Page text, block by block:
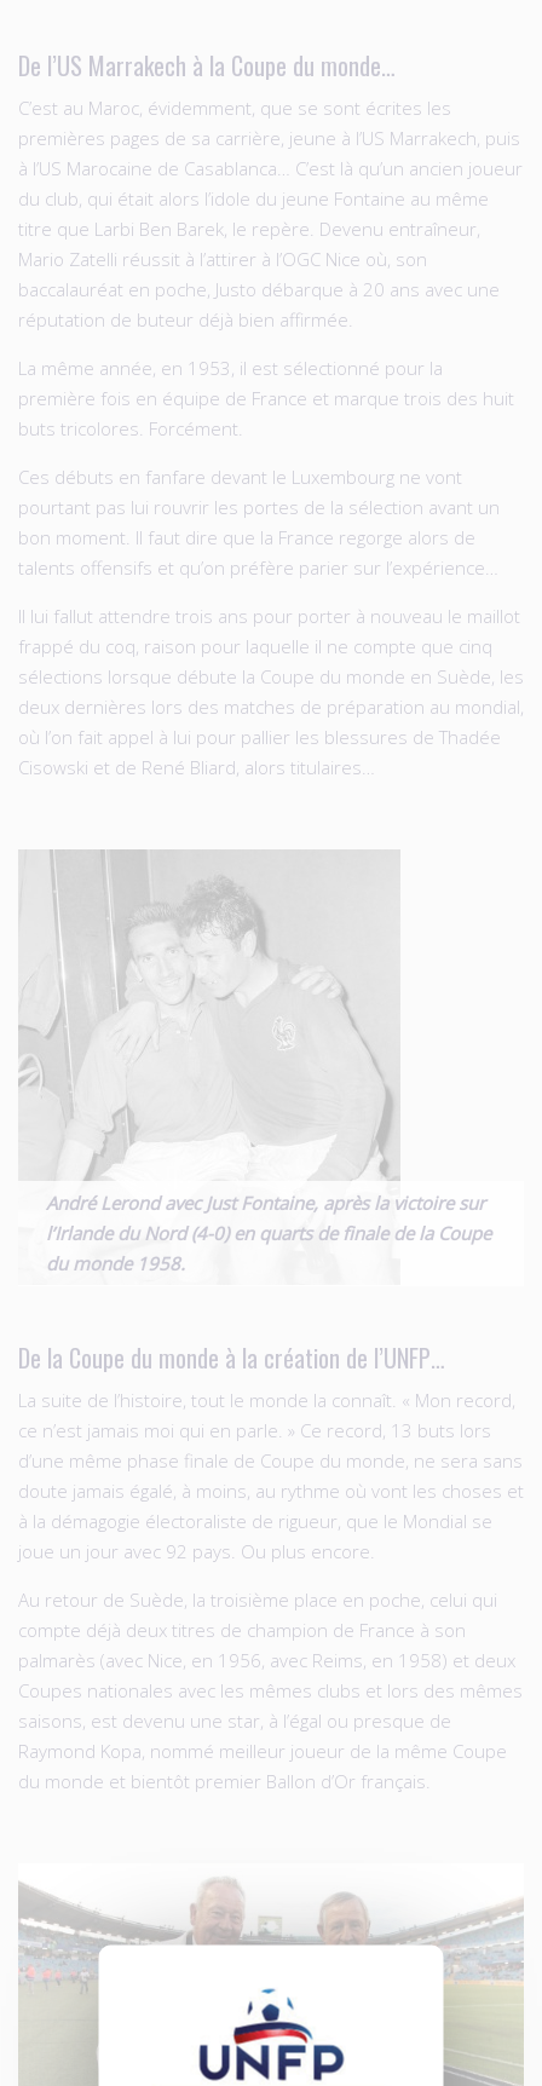
De l’US Marrakech à la Coupe du monde…
C’est au Maroc, évidemment, que se sont écrites les
premières pages de sa carrière, jeune à l’US Marrakech, puis
à l’US Marocaine de Casablanca… C’est là qu’un ancien joueur
du club, qui était alors l’idole du jeune Fontaine au même
titre que Larbi Ben Barek, le repère. Devenu entraîneur,
Mario Zatelli réussit à l’attirer à l’OGC Nice où, son
baccalauréat en poche, Justo débarque à 20 ans avec une
réputation de buteur déjà bien affirmée.
La même année, en 1953, il est sélectionné pour la
première fois en équipe de France et marque trois des huit
buts tricolores. Forcément.
Ces débuts en fanfare devant le Luxembourg ne vont
pourtant pas lui rouvrir les portes de la sélection avant un
bon moment. Il faut dire que la France regorge alors de
talents offensifs et qu’on préfère parier sur l’expérience…
Il lui fallut attendre trois ans pour porter à nouveau le maillot
frappé du coq, raison pour laquelle il ne compte que cinq
sélections lorsque débute la Coupe du monde en Suède, les
deux dernières lors des matches de préparation au mondial,
où l’on fait appel à lui pour pallier les blessures de Thadée
Cisowski et de René Bliard, alors titulaires…
André Lerond avec Just Fontaine, après la victoire sur
l’Irlande du Nord (4-0) en quarts de finale de la Coupe
du monde 1958.
De la Coupe du monde à la création de l’UNFP…
La suite de l’histoire, tout le monde la connaît. « Mon record,
ce n’est jamais moi qui en parle. » Ce record, 13 buts lors
d’une même phase finale de Coupe du monde, ne sera sans
doute jamais égalé, à moins, au rythme où vont les choses et
à la démagogie électoraliste de rigueur, que le Mondial se
joue un jour avec 92 pays. Ou plus encore.
Au retour de Suède, la troisième place en poche, celui qui
compte déjà deux titres de champion de France à son
palmarès (avec Nice, en 1956, avec Reims, en 1958) et deux
Coupes nationales avec les mêmes clubs et lors des mêmes
saisons, est devenu une star, à l’égal ou presque de
Raymond Kopa, nommé meilleur joueur de la même Coupe
du monde et bientôt premier Ballon d’Or français.